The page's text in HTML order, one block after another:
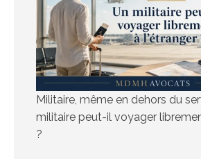
Militaire, même en dehors du
militaire peut-il voyager
?